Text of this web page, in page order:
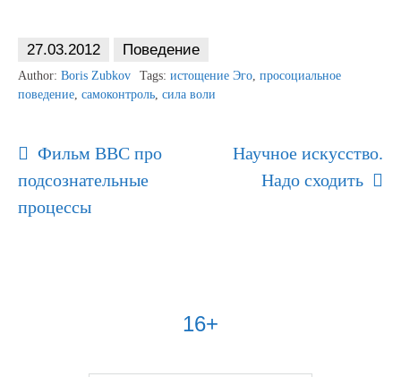
27.03.2012 Поведение
Author: Boris Zubkov Tags: истощение Эго просоциальное
поведение самоконтроль сила воли
Post
Navigation
Фильм BBC про
подсознательные
процессы
Научное искусство.
Надо сходить
16+